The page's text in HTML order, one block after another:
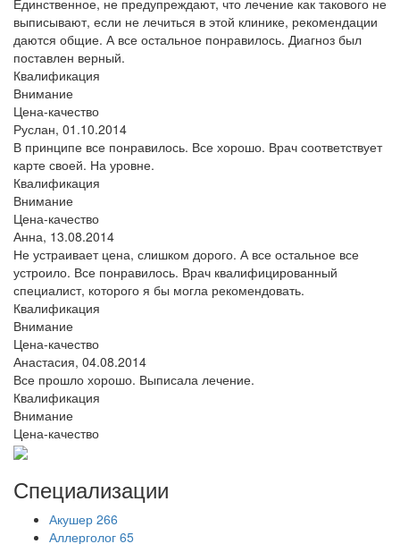
выписывают, если не лечиться в этой клинике, рекомендации
даются общие. А все остальное понравилось. Диагноз был
поставлен верный.
Квалификация
Внимание
Цена-качество
Руслан, 01.10.2014
В принципе все понравилось. Все хорошо. Врач соответствует
карте своей. На уровне.
Квалификация
Внимание
Цена-качество
Анна, 13.08.2014
Не устраивает цена, слишком дорого. А все остальное все
устроило. Все понравилось. Врач квалифицированный
специалист, которого я бы могла рекомендовать.
Квалификация
Внимание
Цена-качество
Анастасия, 04.08.2014
Все прошло хорошо. Выписала лечение.
Квалификация
Внимание
Цена-качество
Специализации
Акушер 266
Аллерголог 65